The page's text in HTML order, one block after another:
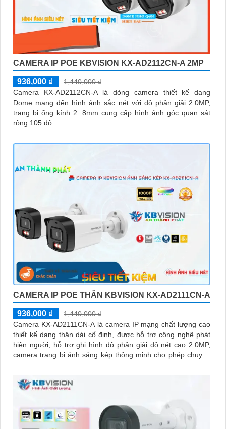
CAMERA IP POE KBVISION KX-AD2112CN-A 2MP
936,000 ₫
1,440,000 ₫
Camera KX-AD2112CN-A là dòng camera thiết kế dạng
Dome mang đến hình ảnh sắc nét với độ phân giải 2.0MP,
trang bị ống kính 2. 8mm cung cấp hình ảnh góc quan sát
rộng 105 độ
CAMERA IP POE THÂN KBVISION KX-AD2111CN-A
936,000 ₫
1,440,000 ₫
Camera KX-AD2111CN-A là camera IP mạng chất lượng cao
thiết kế dạng thân dài cố định, được hỗ trợ công nghệ phát
hiện người, hỗ trợ ghi hình độ phân giải độ nét cao 2.0MP,
camera trang bị ánh sáng kép thông minh cho phép chuyển
hoạt